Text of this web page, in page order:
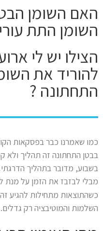
האם השומן
השומן התת
הצילו יש לי
להוריד את
התחתונה ?
כמו שאמרנו כבר בפסקאות
בבטן התחתונה זה תהליך ולא
בשבוע, מדובר בתהליך
מבלי לבזבז את הזמן על מנת
כשהתוצאות מתחילות
השלמות והמוטיבציה רק גדלים.